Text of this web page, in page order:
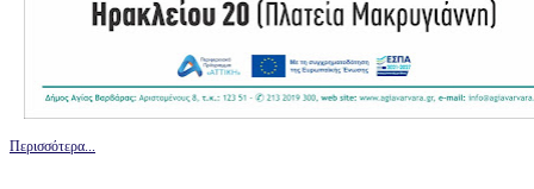
Περισσότερα...